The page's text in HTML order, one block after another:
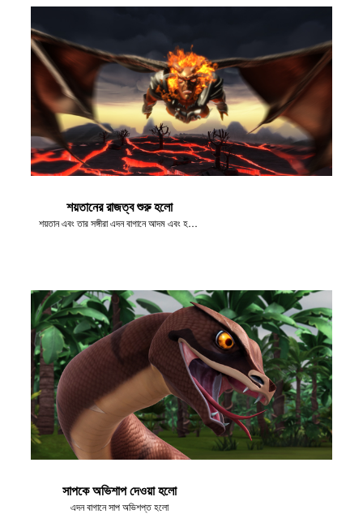
শয়তানের রাজত্ব শুরু হলো
শয়তান এবং তার সঙ্গীরা এদন বাগানে আদম এবং হবার পতনের হওয়ার কারণে উদযাপন করে।
সাপকে অভিশাপ দেওয়া হলো
এদন বাগানে সাপ অভিশপ্ত হলো